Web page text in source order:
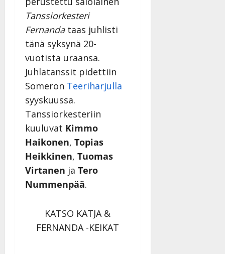
Tanssiorkesteri
Fernandataas juhlisti
tänä syksynä 20-
vuotista uraansa.
Juhlatanssit pidettiin
Someron Teeriharjulla
syyskuussa.
Tanssiorkesteriin
kuuluvat Kimmo
Haikonen, Topias
Heikkinen, Tuomas
Virtanen ja Tero
Nummenpää.
KATSO KATJA &
FERNANDA -KEIKAT